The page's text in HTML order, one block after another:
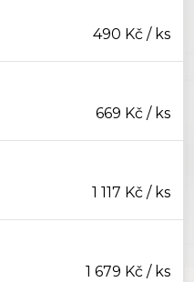
490 Kč / ks
669 Kč / ks
1 117 Kč / ks
1 679 Kč / ks